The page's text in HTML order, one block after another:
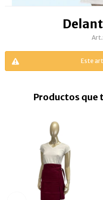
Este
Productos que